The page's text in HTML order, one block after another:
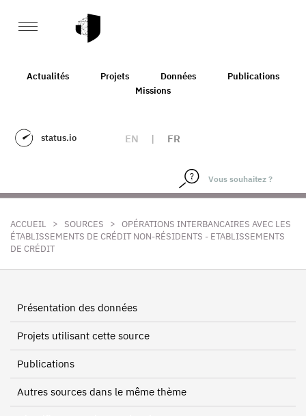
Actualités Projets Données
Publications
Missions
status.io EN | FR
ACCUEIL > SOURCES > OPÉRATIONS INTERBANCAIRES AVEC LES
ÉTABLISSEMENTS DE CRÉDIT NON-RÉSIDENTS - ETABLISSEMENTS
DE CRÉDIT
Présentation des données
Projets utilisant cette source
Publications
Autres sources dans le même thème